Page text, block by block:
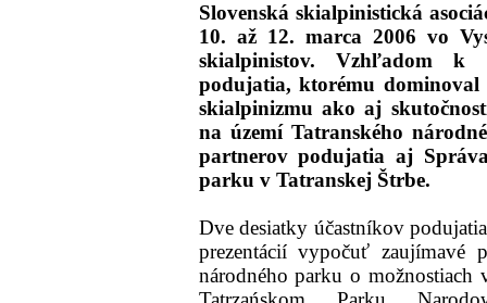
Slovenská skialpinistická
10. až 12. marca 2006 vo
skialpinistov. Vzhľadom
podujatia, ktorému
skialpinizmu ako aj
na území Tatranského
partnerov podujatia aj
parku v Tatranskej Štrbe.
Dve desiatky účastníkov
prezentácií vypočuť zaujímavé
národného parku o